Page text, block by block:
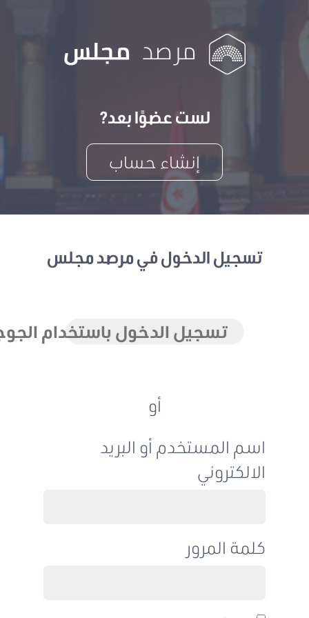
لست عضوًا بعد?
إنشاء حساب
تسجيل الدخول في مرصد مجلس
تسجيل الدخول باستخدام الجوجل
اسم المستخدم أو البريد
الالكتروني
كلمة المرور